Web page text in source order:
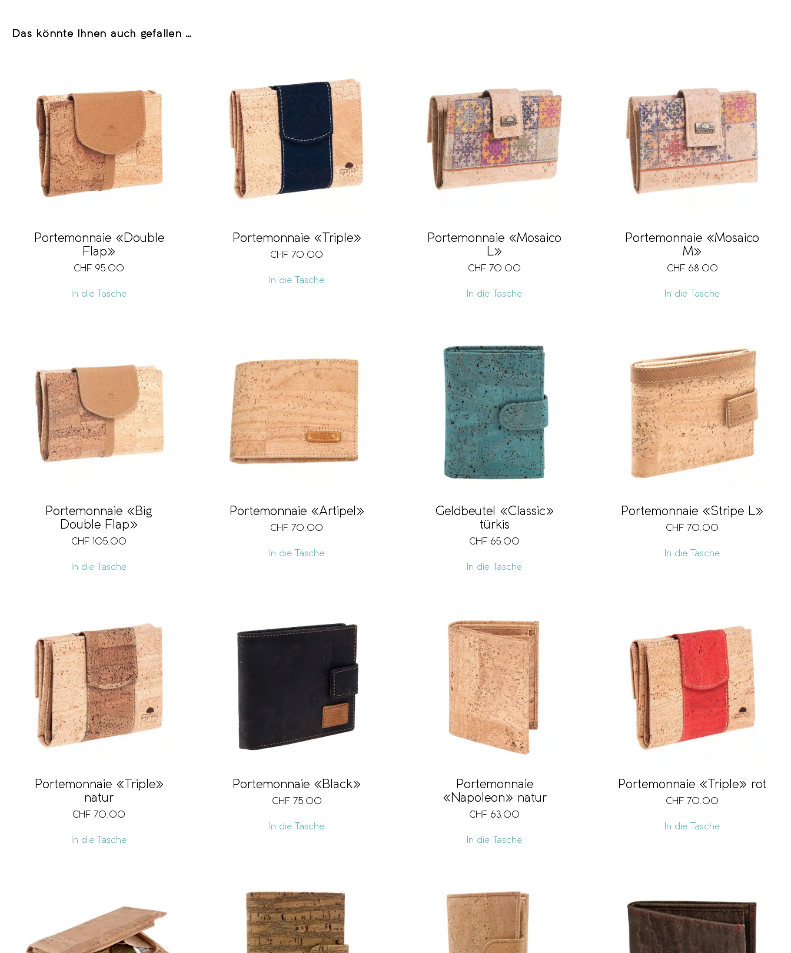
Das könnte Ihnen auch gefallen …
Portemonnaie «Double
Flap»
CHF 95.00
In die Tasche
Portemonnaie «Triple»
CHF 70.00
In die Tasche
Portemonnaie «Mosaico
L»
CHF 70.00
In die Tasche
Portemonnaie «Mosaico
M»
CHF 68.00
In die Tasche
Portemonnaie «Big
Double Flap»
CHF 105.00
In die Tasche
Portemonnaie «Artipel»
CHF 70.00
In die Tasche
Geldbeutel «Classic»
türkis
CHF 65.00
In die Tasche
Portemonnaie «Stripe L»
CHF 70.00
In die Tasche
Portemonnaie «Triple»
natur
CHF 70.00
In die Tasche
Portemonnaie «Black»
CHF 75.00
In die Tasche
Portemonnaie
«Napoleon» natur
CHF 63.00
In die Tasche
Portemonnaie «Triple» rot
CHF 70.00
In die Tasche